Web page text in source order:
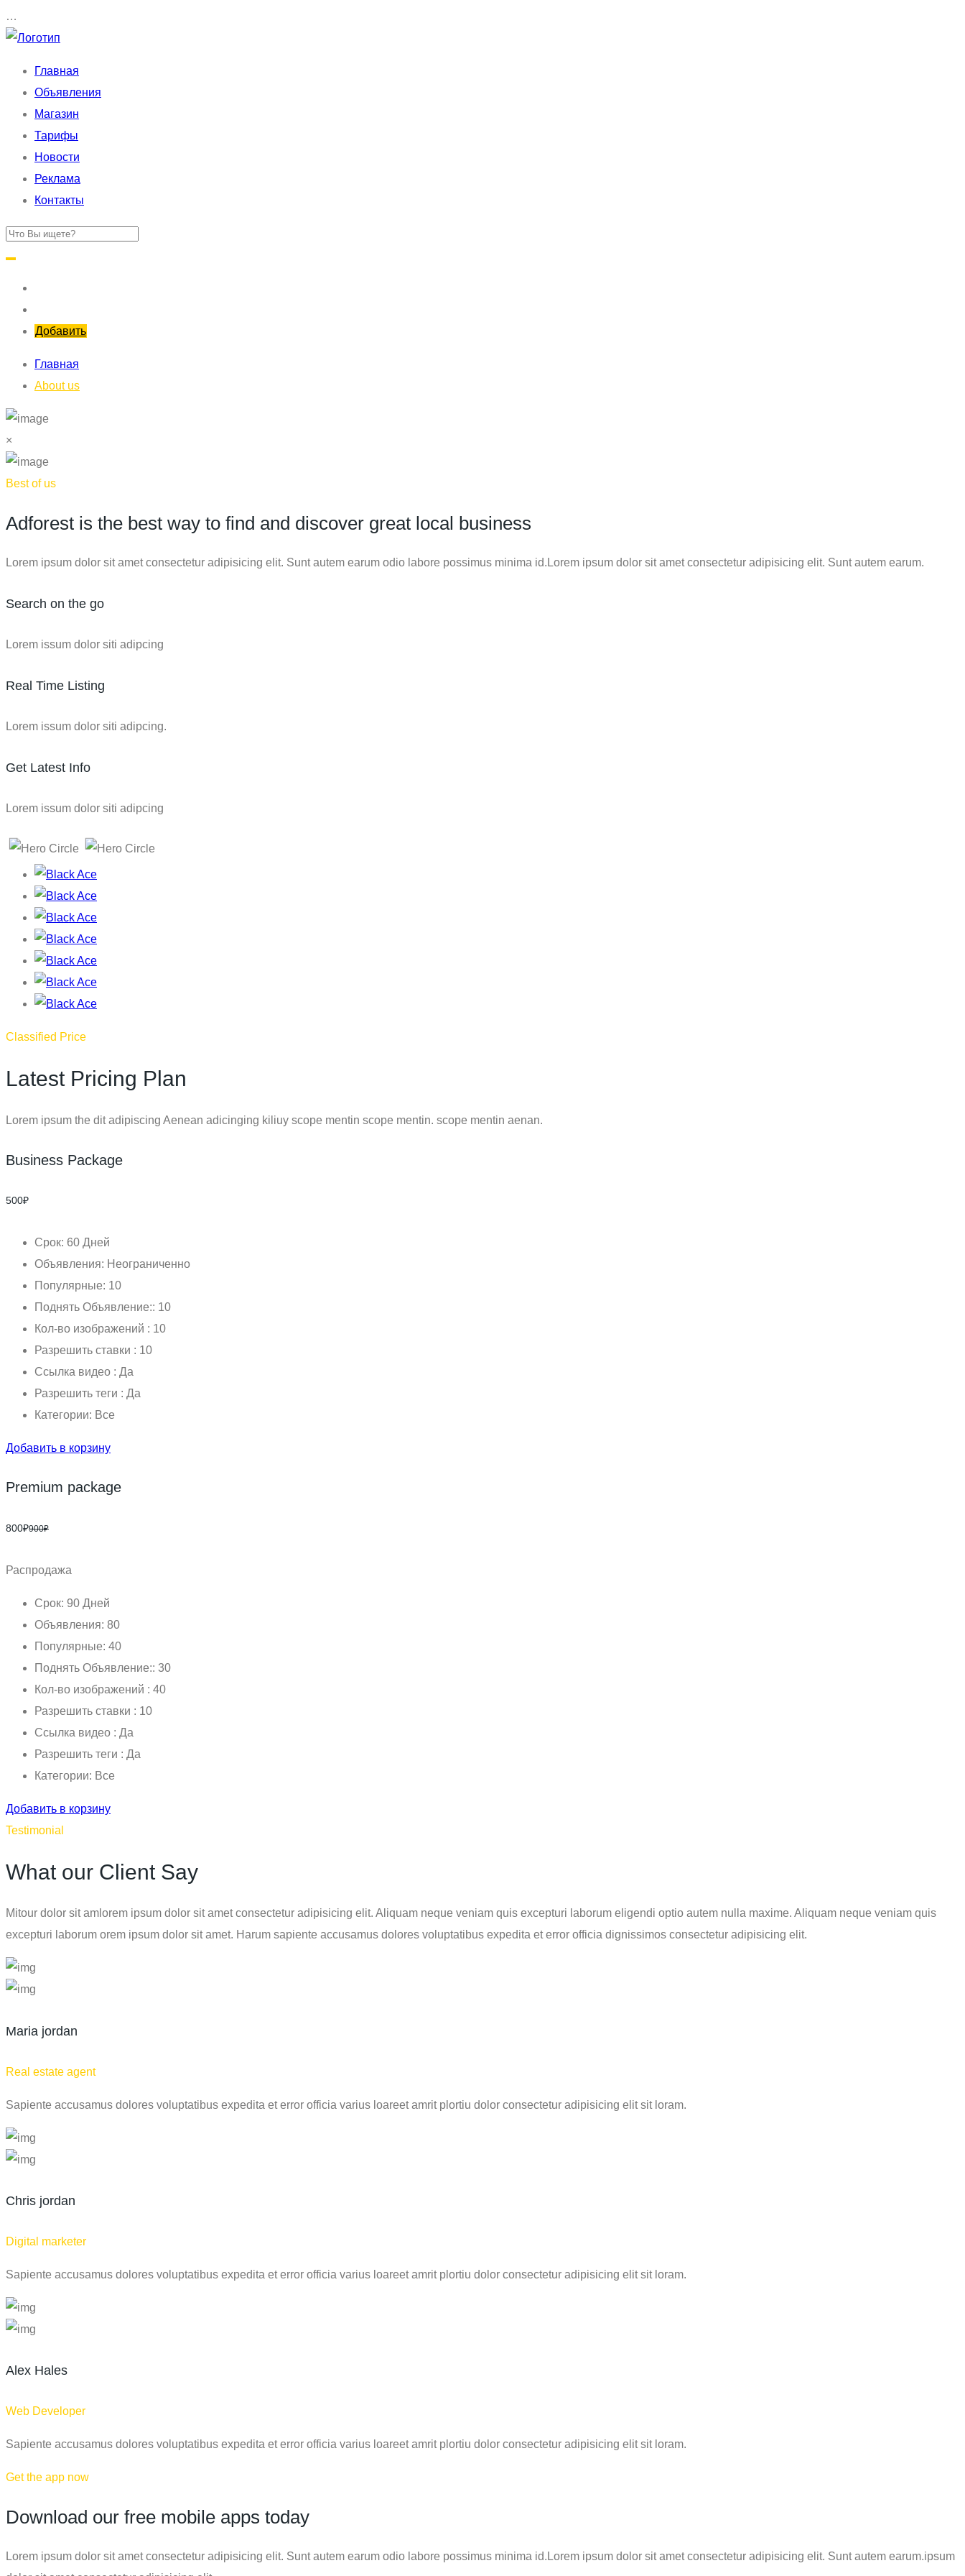
…
Главная
Объявления
Магазин
Тарифы
Новости
Реклама
Контакты
Добавить
Главная
About us
×
Best of us
Adforest is the best way to find and discover great local business
Lorem ipsum dolor sit amet consectetur adipisicing elit. Sunt autem earum odio labore possimus minima id.Lorem ipsum dolor sit amet consectetur adipisicing elit. Sunt autem earum.
Search on the go
Lorem issum dolor siti adipcing
Real Time Listing
Lorem issum dolor siti adipcing.
Get Latest Info
Lorem issum dolor siti adipcing
Classified Price
Latest Pricing Plan
Lorem ipsum the dit adipiscing Aenean adicinging kiliuy scope mentin scope mentin. scope mentin aenan.
Business Package
500₽
Срок: 60 Дней
Объявления: Неограниченно
Популярные: 10
Поднять Объявление:: 10
Кол-во изображений : 10
Разрешить ставки : 10
Ссылка видео : Да
Разрешить теги : Да
Категории: Все
Добавить в корзину
Premium package
800₽900₽
Распродажа
Срок: 90 Дней
Объявления: 80
Популярные: 40
Поднять Объявление:: 30
Кол-во изображений : 40
Разрешить ставки : 10
Ссылка видео : Да
Разрешить теги : Да
Категории: Все
Добавить в корзину
Testimonial
What our Client Say
Mitour dolor sit amlorem ipsum dolor sit amet consectetur adipisicing elit. Aliquam neque veniam quis excepturi laborum eligendi optio autem nulla maxime. Aliquam neque veniam quis
excepturi laborum orem ipsum dolor sit amet. Harum sapiente accusamus dolores voluptatibus expedita et error officia dignissimos consectetur adipisicing elit.
Maria jordan
Real estate agent
Sapiente accusamus dolores voluptatibus expedita et error officia varius loareet amrit plortiu dolor consectetur adipisicing elit sit loram.
Chris jordan
Digital marketer
Sapiente accusamus dolores voluptatibus expedita et error officia varius loareet amrit plortiu dolor consectetur adipisicing elit sit loram.
Alex Hales
Web Developer
Sapiente accusamus dolores voluptatibus expedita et error officia varius loareet amrit plortiu dolor consectetur adipisicing elit sit loram.
Get the app now
Download our free mobile apps today
Lorem ipsum dolor sit amet consectetur adipisicing elit. Sunt autem earum odio labore possimus minima id.Lorem ipsum dolor sit amet consectetur adipisicing elit. Sunt autem earum.ipsum